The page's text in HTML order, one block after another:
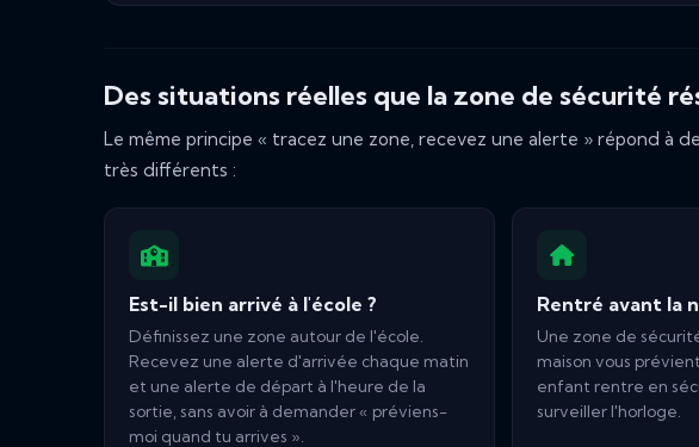
Des situations réelles que la zone de sécurité
Le même principe « tracez une zone, recevez une alerte » répond à
très différents :
Est-il bien arrivé à l'école ?
Définissez une zone autour de l'école.
Recevez une alerte d'arrivée chaque matin
et une alerte de départ à l'heure de la
sortie, sans avoir à demander « préviens-
moi quand tu arrives ».
Rentré avant la
Une zone de
maison vous
enfant rentre en
surveiller l'horloge.